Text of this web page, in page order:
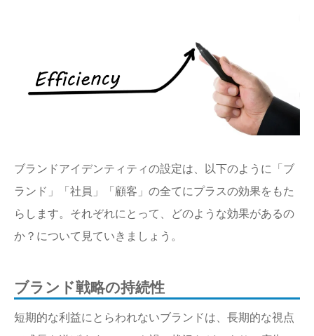
ブランドアイデンティティの設定は、以下のように「ブ
ランド」「社員」「顧客」の全てにプラスの効果をもた
らします。それぞれにとって、どのような効果があるの
か？について見ていきましょう。
ブランド戦略の持続性
短期的な利益にとらわれないブランドは、長期的な視点